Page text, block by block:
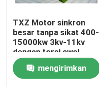
Rumah
Produk
TXZ Motor sinkron
besar tanpa sikat 400-
15000kw 3kv-11kv
dengan torsi awal
besar untuk industri
pertambangan dan
semen
mengirimkan